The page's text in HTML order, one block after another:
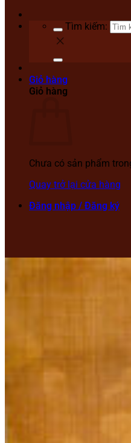
Tìm kiếm:
Giỏ hàng
Giỏ hàng
Chưa có sản phẩm
Quay trở lại cửa hàng
Đăng nhập / Đăng ký